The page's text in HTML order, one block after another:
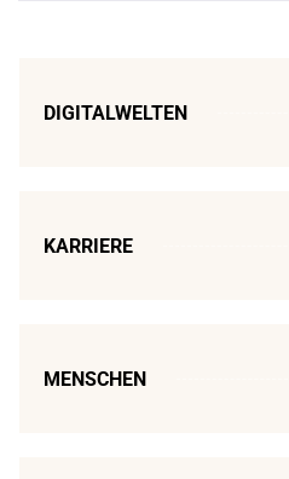
DIGITALWELTEN
KARRIERE
MENSCHEN